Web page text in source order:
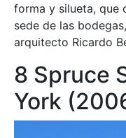
forma y silueta, que
sede de las
arquitecto Ricardo
8 Spruce
York